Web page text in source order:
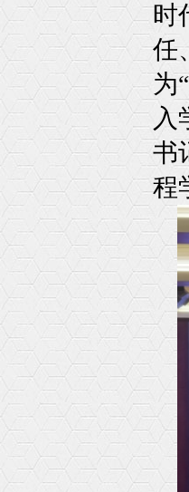
时
任
为
入
书
程